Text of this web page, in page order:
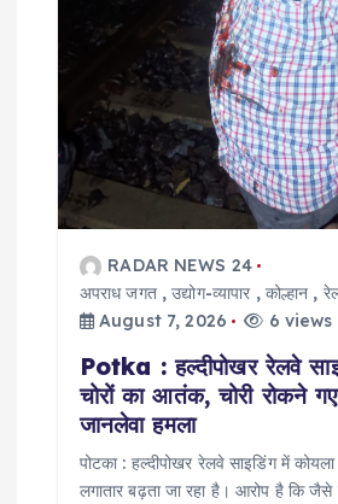
RADAR NEWS 24
अपराध जगत,उद्योग-व्यापार , कोल्हान ,
August 7, 2026
6 views
Potka : हल्दीपोखर रेलवे
चोरों का आतंक, चोरी रोकने गए
जानलेवा हमला
पोटका : हल्दीपोखर रेलवे साइडिंग में
लगातार बढ़ता जा रहा है। आरोप है कि